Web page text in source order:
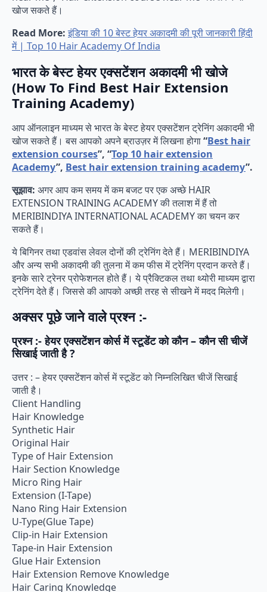
खोज सकते हैं।
Read More: इंडिया की 10 बेस्ट हेयर अकादमी की पूरी जानकारी हिंदी
में | Top 10 Hair Academy Of India
भारत के बेस्ट हेयर एक्सटेंशन अकादमी भी खोजे
(How To Find Best Hair Extension
Training Academy)
आप ऑनलाइन माध्यम से भारत के बेस्ट हेयर एक्सटेंशन ट्रेनिंग अकादमी भी
खोज सकते हैं। बस आपको अपने ब्राउज़र में लिखना होगा“Best hair
extension courses”, “Top 10 hair extension
Academy”, Best hair extension training academy”.
सूझाव: अगर आप कम समय में कम बजट पर एक अच्छे HAIR
EXTENSION TRAINING ACADEMY की तलाश में हैं तो
MERIBINDIYA INTERNATIONAL ACADEMY का चयन कर
सकते हैं।
ये बिगिनर तथा एडवांस लेवल दोनों की ट्रेनिंग देते हैं। MERIBINDIYA
और अन्य सभी अकादमी की तुलना में कम फीस में ट्रेनिंग प्रदान करते हैं।
इनके सारे ट्रेनर प्रोफेशनल होते हैं। ये प्रैक्टिकल तथा थ्योरी माध्यम द्वारा
ट्रेनिंग देते हैं। जिससे की आपको अच्छी तरह से सीखने में मदद मिलेगी।
अक्सर पूछे जाने वाले प्रश्न :-
प्रश्न :- हेयर एक्सटेंशन कोर्स में स्टूडेंट को कौन – कौन सी चीजें
सिखाई जाती है ?
उत्तर : – हेयर एक्सटेंशन कोर्स में स्टूडेंट को निम्नलिखित चीजें सिखाई
जाती है।
Client Handling
Hair Knowledge
Synthetic Hair
Original Hair
Type of Hair Extension
Hair Section Knowledge
Micro Ring Hair
Extension (I-Tape)
Nano Ring Hair Extension
U-Type(Glue Tape)
Clip-in Hair Extension
Tape-in Hair Extension
Glue Hair Extension
Hair Extension Remove Knowledge
Hair Caring Knowledge